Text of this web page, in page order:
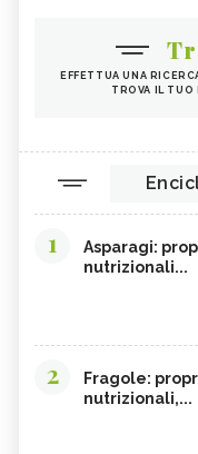
EFFETTUA UNA
TROVA IL TUO
1
Asparagi:
nutrizionali...
2
Fragole:
nutrizionali,...